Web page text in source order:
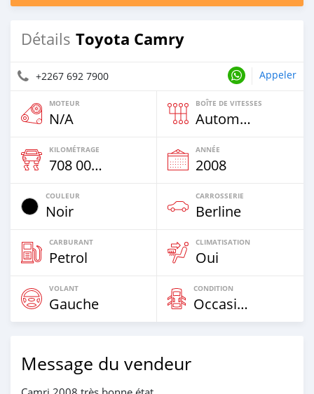
Détails Toyota Camry
+2267 692 7900 Appeler
MOTEUR
N/A
BOÎTE DE VITESSES
Automatique
KILOMÉTRAGE
708 000 Km
ANNÉE
2008
COULEUR
Noir
CARROSSERIE
Berline
CARBURANT
Petrol
CLIMATISATION
Oui
VOLANT
Gauche
CONDITION
Occasion
Message du vendeur